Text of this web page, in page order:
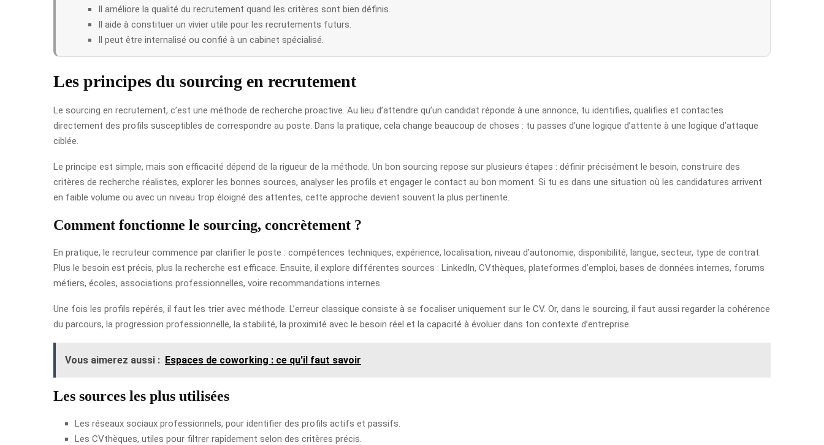
Il améliore la qualité du recrutement quand les critères sont bien définis.
Il aide à constituer un vivier utile pour les recrutements futurs.
Il peut être internalisé ou confié à un cabinet spécialisé.
Les principes du sourcing en recrutement
Le sourcing en recrutement, c’est une méthode de recherche proactive. Au lieu d’attendre qu’un candidat réponde à une annonce, tu identifies, qualifies et contactes
directement des profils susceptibles de correspondre au poste. Dans la pratique, cela change beaucoup de choses : tu passes d’une logique d’attente à une logique d’attaque
ciblée.
Le principe est simple, mais son efficacité dépend de la rigueur de la méthode. Un bon sourcing repose sur plusieurs étapes : définir précisément le besoin, construire des
critères de recherche réalistes, explorer les bonnes sources, analyser les profils et engager le contact au bon moment. Si tu es dans une situation où les candidatures arrivent
en faible volume ou avec un niveau trop éloigné des attentes, cette approche devient souvent la plus pertinente.
Comment fonctionne le sourcing, concrètement ?
En pratique, le recruteur commence par clarifier le poste : compétences techniques, expérience, localisation, niveau d’autonomie, disponibilité, langue, secteur, type de contrat.
Plus le besoin est précis, plus la recherche est efficace. Ensuite, il explore différentes sources : LinkedIn, CVthèques, plateformes d’emploi, bases de données internes, forums
métiers, écoles, associations professionnelles, voire recommandations internes.
Une fois les profils repérés, il faut les trier avec méthode. L’erreur classique consiste à se focaliser uniquement sur le CV. Or, dans le sourcing, il faut aussi regarder la cohérence
du parcours, la progression professionnelle, la stabilité, la proximité avec le besoin réel et la capacité à évoluer dans ton contexte d’entreprise.
Vous aimerez aussi : Espaces de coworking : ce qu'il faut savoir
Les sources les plus utilisées
Les réseaux sociaux professionnels, pour identifier des profils actifs et passifs.
Les CVthèques, utiles pour filtrer rapidement selon des critères précis.